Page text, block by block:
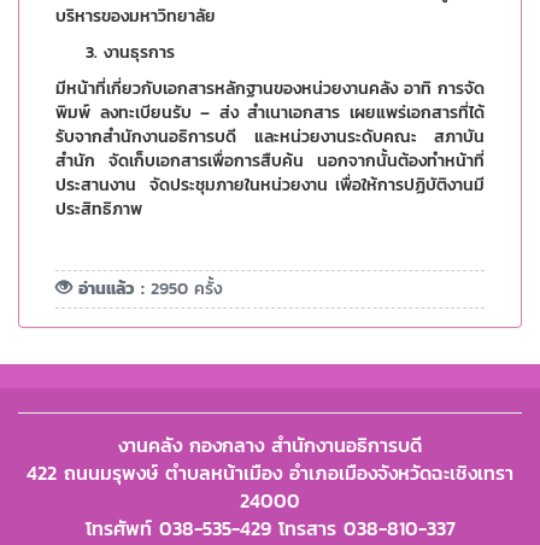
บริหารของมหาวิทยาลัย
งานธุรการ
มีหน้าที่เกี่ยวกับเอกสารหลักฐานของหน่วยงานคลัง อาทิ การจัด
พิมพ์ ลงทะเบียนรับ – ส่ง สำเนาเอกสาร เผยแพร่เอกสารที่ได้
รับจากสำนักงานอธิการบดี และหน่วยงานระดับคณะ สภาบัน
สำนัก จัดเก็บเอกสารเพื่อการสืบค้น นอกจากนั้นต้องทำหน้าที่
ประสานงาน จัดประชุมภายในหน่วยงาน เพื่อให้การปฏิบัติงานมี
ประสิทธิภาพ
อ่านแล้ว : 2950 ครั้ง
งานคลัง กองกลาง สำนักงานอธิการบดี
422 ถนนมรุพงษ์ ตำบลหน้าเมือง อำเภอเมืองจังหวัดฉะเชิงเทรา
24000
โทรศัพท์ 038-535-429 โทรสาร 038-810-337